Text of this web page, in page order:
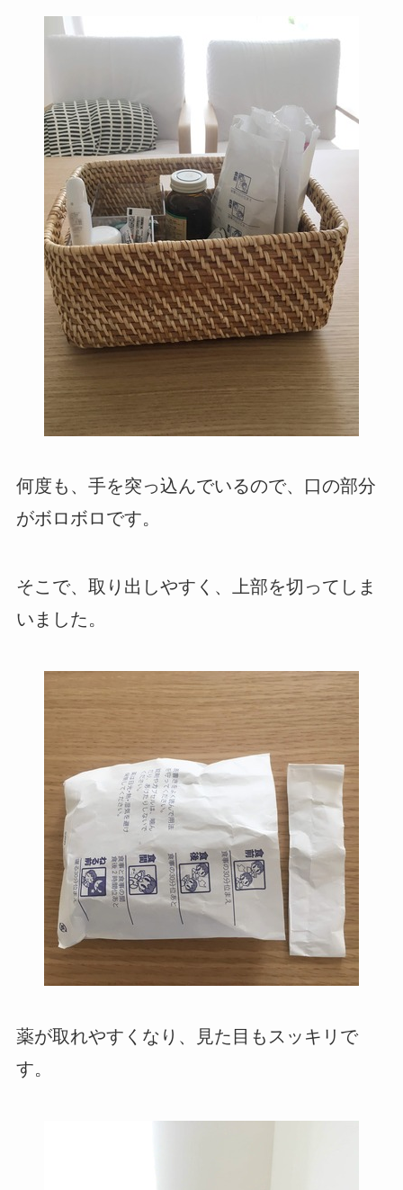
何度も、手を突っ込んでいるので、口の部分
がボロボロです。
そこで、取り出しやすく、上部を切ってしま
いました。
薬が取れやすくなり、見た目もスッキリで
す。